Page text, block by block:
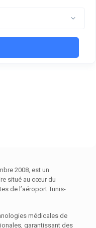
2008, est un
situé au cœur du
de l’aéroport Tunis-
médicales de
garantissant des